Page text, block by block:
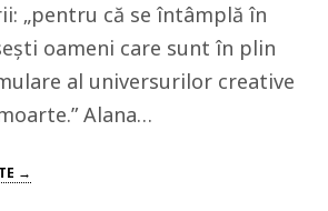
„pentru că se întâmplă în
oameni care sunt în plin
al universurilor creative
Alana…
→